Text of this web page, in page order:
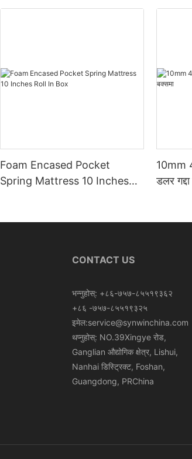
Foam Encased Pocket
Spring Mattress 10 Inches
10mm
डलर
CONTACT US
भन्नुहोस्: +८६-७५७-८५५१९३६२
+८६ -७५७-८५५१९३२५
इमेल:service@synwinchina.com
थप्नुहोस्: NO.39Xingye रोड,
Ganglian औद्योगिक क्षेत्र, Lishui,
Nanhai डिस्ट्रिक्ट, Foshan,
Guangdong, PRChina